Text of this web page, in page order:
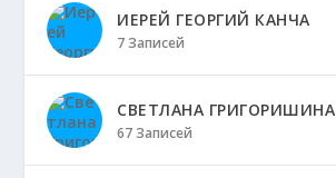
ИЕРЕЙ ГЕОРГИЙ КАНЧА
7 Записей
СВЕТЛАНА ГРИГОРИШИНА
67 Записей